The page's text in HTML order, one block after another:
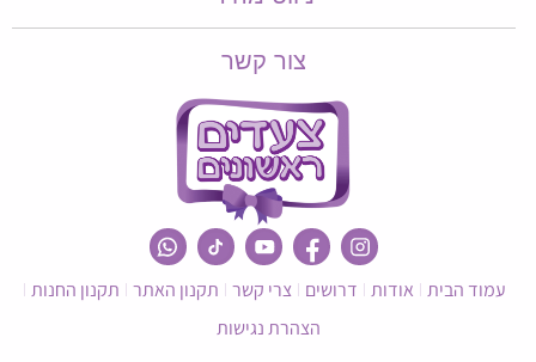
צור קשר
עמוד הבית אודות דרושים צרי קשר תקנון האתר תקנון החנות
הצהרת נגישות